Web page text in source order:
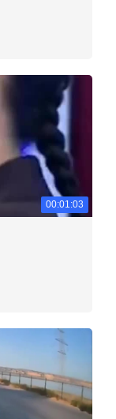
00:01:03